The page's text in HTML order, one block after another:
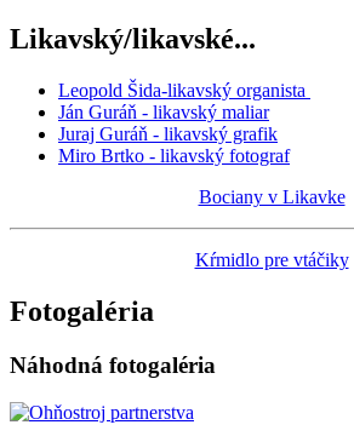
Likavský/likavské...
Leopold Šida-likavský organista
Ján Guráň - likavský maliar
Juraj Guráň - likavský grafik
Miro Brtko - likavský fotograf
Bociany v Likavke
Kŕmidlo pre vtáčiky
Fotogaléria
Náhodná fotogaléria